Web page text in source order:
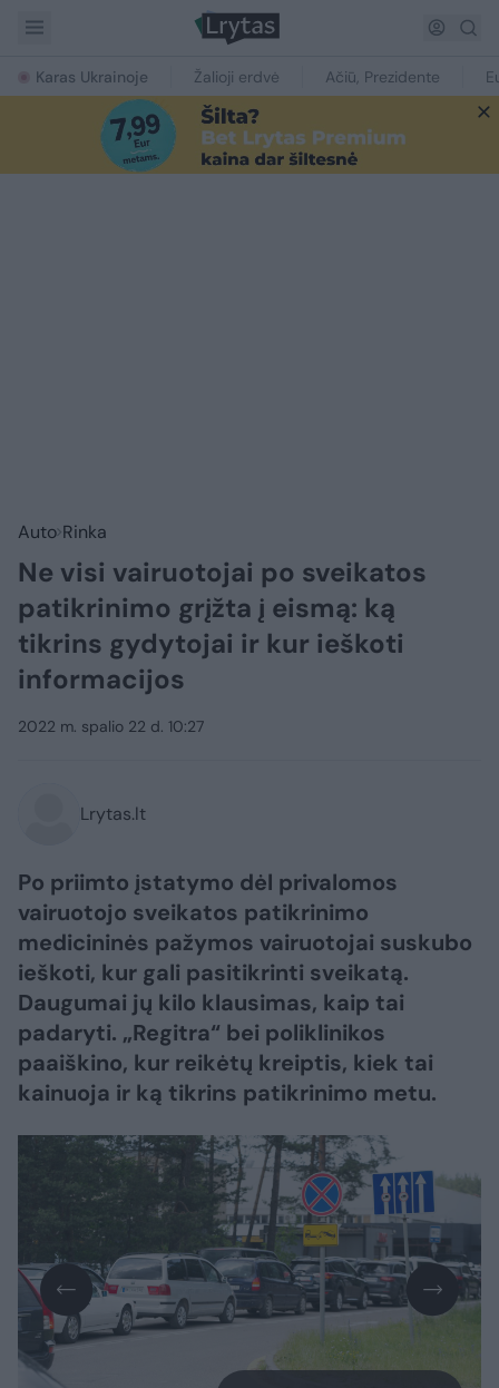
Karas Ukrainoje Žalioji erdvė Ačiū, Prezidente
Auto Rinka
Ne visi vairuotojai po sveikatos
patikrinimo grįžta į eismą: ką
tikrins gydytojai ir kur ieškoti
informacijos
2022 m. spalio 22 d. 10:27
Lrytas.lt
Po priimto įstatymo dėl privalomos
vairuotojo sveikatos patikrinimo
medicininės pažymos vairuotojai suskubo
ieškoti, kur gali pasitikrinti sveikatą.
Daugumai jų kilo klausimas, kaip tai
padaryti. „Regitra“ bei poliklinikos
paaiškino, kur reikėtų kreiptis, kiek tai
kainuoja ir ką tikrins patikrinimo metu.